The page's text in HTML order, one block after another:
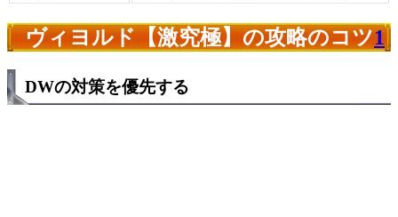
ヴィヨルド【激究極】の攻略のコツ1
DWの対策を優先する